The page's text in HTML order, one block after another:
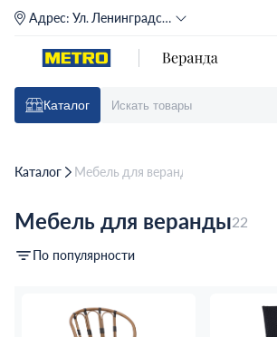
Адрес: Ул. Ленинградское шоссе, д. 71Г (м. Речной вокзал)
Каталог
Каталог Мебель для веранды
Мебель для веранды22
По популярности